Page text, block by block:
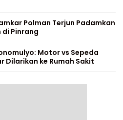
Polman Terjun Padamkan
di Pinrang
Motor vs Sepeda
Dilarikan ke Rumah Sakit